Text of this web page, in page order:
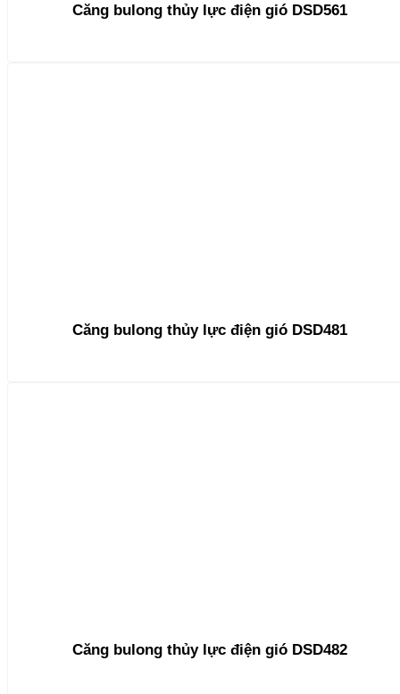
Căng bulong thủy lực điện gió DSD561
Căng bulong thủy lực điện gió DSD481
Căng bulong thủy lực điện gió DSD482